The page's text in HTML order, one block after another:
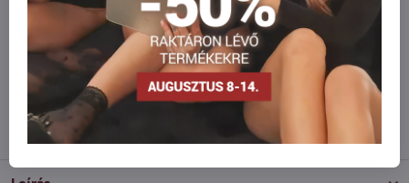
Szeretne több terméket rendelni mint
amennyi raktáron van?
Ne habozzon kapcsolatba lépni velünk, raktárra szállítjuk az árut!
info​@everlady​.eu